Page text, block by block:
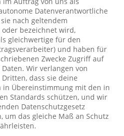
Datenverantwortliche
nach geltendem
bezeichnet wird,
gleichwertige für den
und haben für
Zwecke Zugriff auf
Wir verlangen von
dass sie deine
in Übereinstimmung mit den in
Standards schützen, und wir
Datenschutzgesetz
um das gleiche Maß an Schutz